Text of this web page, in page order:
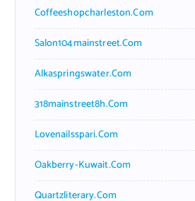
Coffeeshopcharleston.com
Salon104mainstreet.com
Alkaspringswater.com
318mainstreet8h.com
Lovenailsspari.com
Oakberry-Kuwait.com
Quartzliterary.com